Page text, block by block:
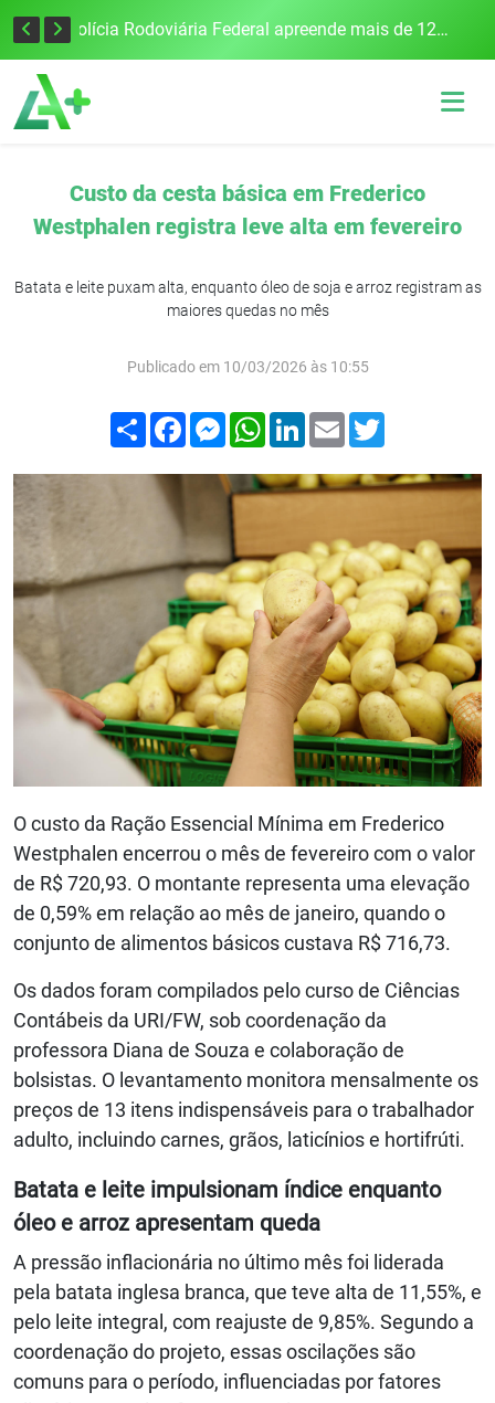
Tecnologia inovadora desenvolvida na UFSM/FW utiliza drones e IA para monitorar a qualidade da água Polícia Rodoviária Federal apreende mais de 120 quilos de maconha na BR-386, em Frederico Westphalen
Custo da cesta básica em Frederico
Westphalen registra leve alta em fevereiro
Batata e leite puxam alta, enquanto óleo de soja e arroz registram as
maiores quedas no mês
Publicado em 10/03/2026 às 10:55
Compartilhar
FacebookMessenger
WhatsApp
LinkedIn
Email
O custo da Ração Essencial Mínima em Frederico
Westphalen encerrou o mês de fevereiro com o valor
de R$ 720,93. O montante representa uma elevação
de 0,59% em relação ao mês de janeiro, quando o
conjunto de alimentos básicos custava R$ 716,73.
Os dados foram compilados pelo curso de Ciências
Contábeis da URI/FW, sob coordenação da
professora Diana de Souza e colaboração de
bolsistas. O levantamento monitora mensalmente os
preços de 13 itens indispensáveis para o trabalhador
adulto, incluindo carnes, grãos, laticínios e hortifrúti.
Batata e leite impulsionam índice enquanto
óleo e arroz apresentam queda
A pressão inflacionária no último mês foi liderada
pela batata inglesa branca, que teve alta de 11,55%, e
pelo leite integral, com reajuste de 9,85%. Segundo a
coordenação do projeto, essas oscilações são
comuns para o período, influenciadas por fatores